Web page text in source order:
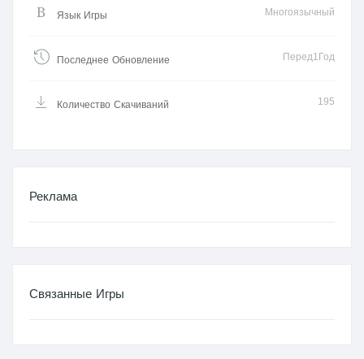
Язык Игры Многоязычный
Последнее Обновление Перед1Год
Количество Скачиваний 195
Реклама
Связанные Игры